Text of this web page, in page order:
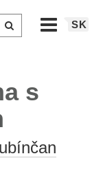
SK
s